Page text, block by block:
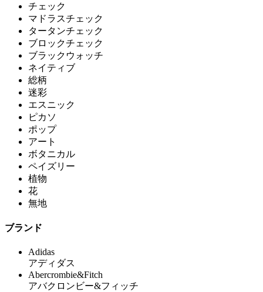
チェック
マドラスチェック
タータンチェック
ブロックチェック
ブラックウォッチ
ネイティブ
総柄
迷彩
エスニック
ピカソ
ポップ
アート
ボタニカル
ペイズリー
植物
花
無地
ブランド
Adidas
アディダス
Abercrombie&Fitch
アバクロンビー&フィッチ